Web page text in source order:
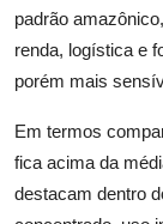
padrão
renda, logística e
porém mais
Em termos
fica acima da
destacam dentro